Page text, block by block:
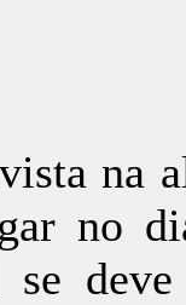
na
no